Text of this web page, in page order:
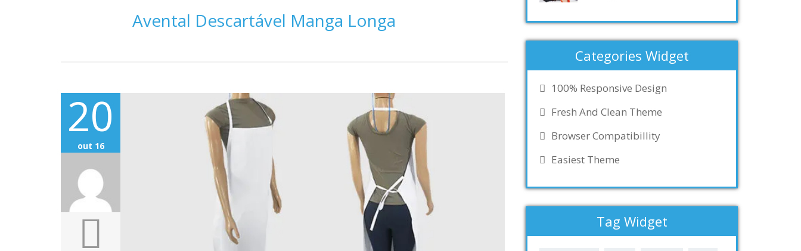
Avental Descartável Manga Longa
20
out 16
Categories Widget
100% Responsive Design
Fresh And Clean Theme
Browser Compatibillity
Easiest Theme
Tag Widget